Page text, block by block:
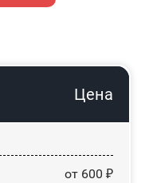
Цена
от 600 ₽